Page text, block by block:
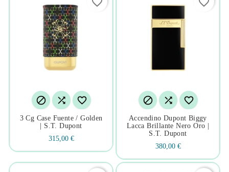
  
3 Cg Case Fuente / Golden
| S.t. Dupont
315,00 €
  
Accendino Dupont Biggy
Lacca Brillante Nero Oro |
S.t. Dupont
380,00 €